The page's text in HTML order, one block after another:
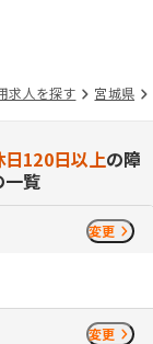
求人を探す 宮城県
120日以上の障
一覧
変更
変更